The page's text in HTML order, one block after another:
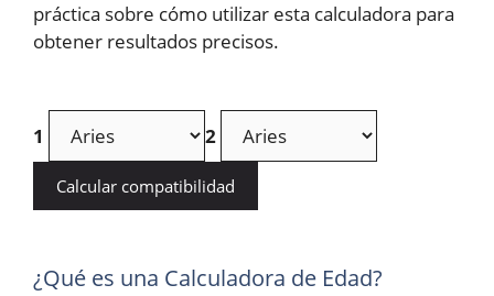
práctica sobre cómo utilizar esta calculadora para
obtener resultados precisos.
1 2
Calcular compatibilidad
¿Qué es una Calculadora de Edad?